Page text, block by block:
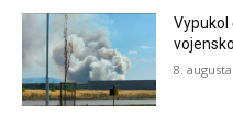
Vypukol
8.